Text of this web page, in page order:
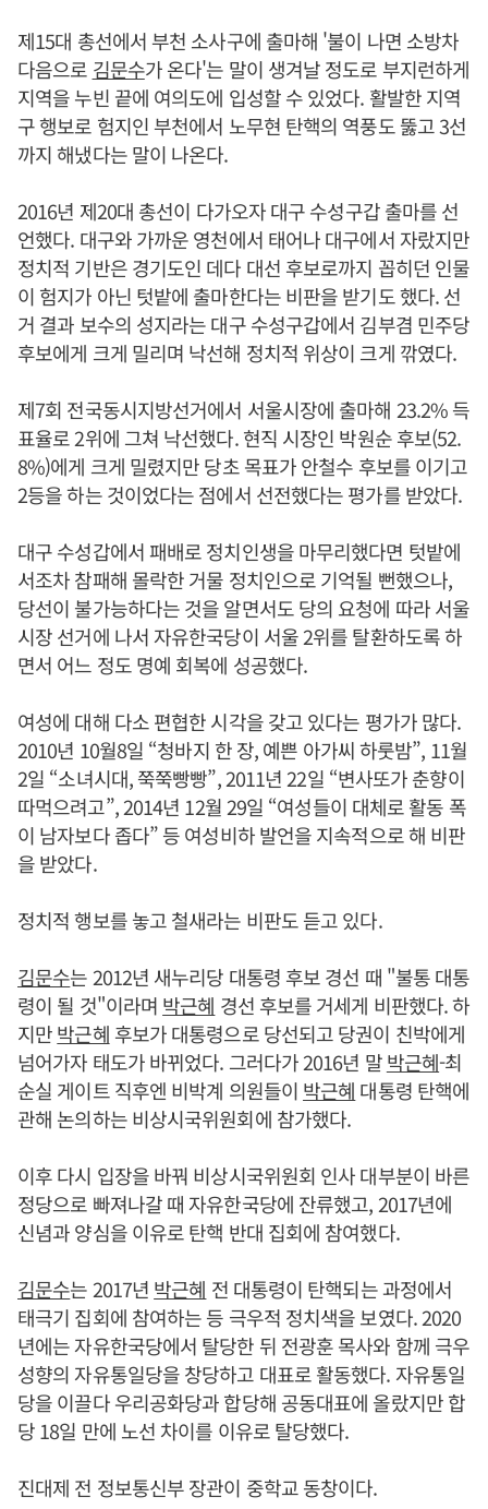
제15대 총선에서 부천 소사구에 출마해 '불이 나면 소방차
다음으로 김문수가 온다'는 말이 생겨날 정도로 부지런하게
지역을 누빈 끝에 여의도에 입성할 수 있었다. 활발한 지역
구 행보로 험지인 부천에서 노무현 탄핵의 역풍도 뚫고 3선
까지 해냈다는 말이 나온다.
2016년 제20대 총선이 다가오자 대구 수성구갑 출마를 선
언했다. 대구와 가까운 영천에서 태어나 대구에서 자랐지만
정치적 기반은 경기도인 데다 대선 후보로까지 꼽히던 인물
이 험지가 아닌 텃밭에 출마한다는 비판을 받기도 했다. 선
거 결과 보수의 성지라는 대구 수성구갑에서 김부겸 민주당
후보에게 크게 밀리며 낙선해 정치적 위상이 크게 깎였다.
제7회 전국동시지방선거에서 서울시장에 출마해 23.2% 득
표율로 2위에 그쳐 낙선했다. 현직 시장인 박원순 후보(52.
8%)에게 크게 밀렸지만 당초 목표가 안철수 후보를 이기고
2등을 하는 것이었다는 점에서 선전했다는 평가를 받았다.
대구 수성갑에서 패배로 정치인생을 마무리했다면 텃밭에
서조차 참패해 몰락한 거물 정치인으로 기억될 뻔했으나,
당선이 불가능하다는 것을 알면서도 당의 요청에 따라 서울
시장 선거에 나서 자유한국당이 서울 2위를 탈환하도록 하
면서 어느 정도 명예 회복에 성공했다.
여성에 대해 다소 편협한 시각을 갖고 있다는 평가가 많다.
2010년 10월8일 “청바지 한 장, 예쁜 아가씨 하룻밤”, 11월
2일 “소녀시대, 쭉쭉빵빵”, 2011년 22일 “변사또가 춘향이
따먹으려고”, 2014년 12월 29일 “여성들이 대체로 활동 폭
이 남자보다 좁다” 등 여성비하 발언을 지속적으로 해 비판
을 받았다.
정치적 행보를 놓고 철새라는 비판도 듣고 있다.
김문수는 2012년 새누리당 대통령 후보 경선 때 "불통 대통
령이 될 것"이라며 박근혜 경선 후보를 거세게 비판했다. 하
지만박근혜 후보가 대통령으로 당선되고 당권이 친박에게
넘어가자 태도가 바뀌었다. 그러다가 2016년 말박근혜-최
순실 게이트 직후엔 비박계 의원들이 박근혜 대통령 탄핵에
관해 논의하는 비상시국위원회에 참가했다.
이후 다시 입장을 바꿔 비상시국위원회 인사 대부분이 바른
정당으로 빠져나갈 때 자유한국당에 잔류했고, 2017년에
신념과 양심을 이유로 탄핵 반대 집회에 참여했다.
김문수는 2017년 박근혜 전 대통령이 탄핵되는 과정에서
태극기 집회에 참여하는 등 극우적 정치색을 보였다. 2020
년에는 자유한국당에서 탈당한 뒤 전광훈 목사와 함께 극우
성향의 자유통일당을 창당하고 대표로 활동했다. 자유통일
당을 이끌다 우리공화당과 합당해 공동대표에 올랐지만 합
당 18일 만에 노선 차이를 이유로 탈당했다.
진대제 전 정보통신부 장관이 중학교 동창이다.